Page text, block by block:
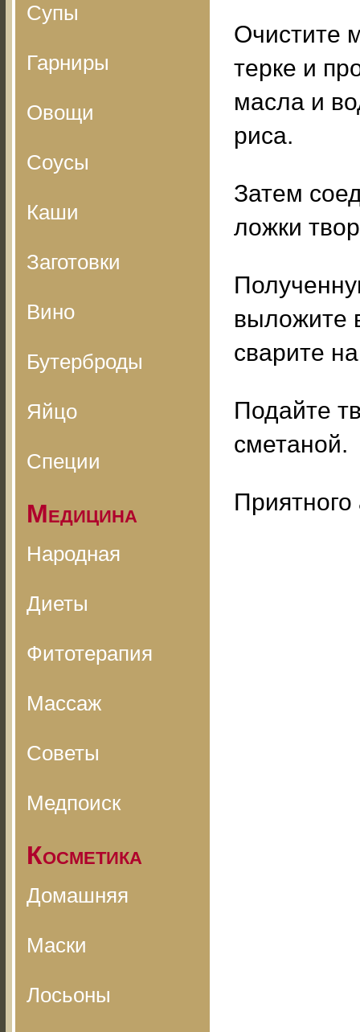
Супы
Гарниры
Овощи
Соусы
Каши
Заготовки
Вино
Бутерброды
Яйцо
Специи
Медицина
Народная
Диеты
Фитотерапия
Массаж
Советы
Медпоиск
Косметика
Домашняя
Маски
Лосьоны
Очистите
терке и
масла и
риса.
Затем
ложки
выложите
сварите
Подайте
сметаной.
Приятного